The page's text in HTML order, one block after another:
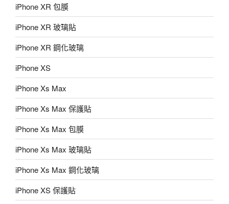
iPhone XR 包膜
iPhone XR 玻璃貼
iPhone XR 鋼化玻璃
iPhone XS
iPhone Xs Max
iPhone Xs Max 保護貼
iPhone Xs Max 包膜
iPhone Xs Max 玻璃貼
iPhone Xs Max 鋼化玻璃
iPhone XS 保護貼